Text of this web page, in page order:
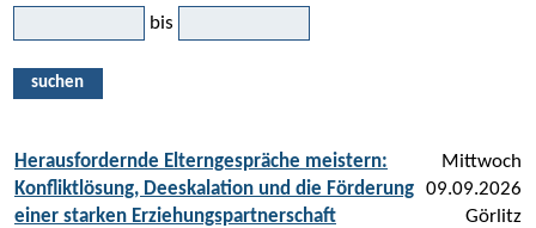
bis
suchen
Herausfordernde Elterngespräche meistern:
Konfliktlösung, Deeskalation und die Förderung
einer starken Erziehungspartnerschaft
Mittwoch
09.09.2026
Görlitz